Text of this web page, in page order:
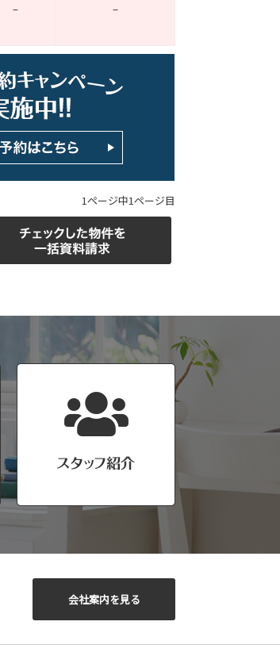
– –
1ページ中1ページ目
会社案内を見る